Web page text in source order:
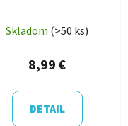
Skladom (>50 ks)
8,99 €
DETAIL